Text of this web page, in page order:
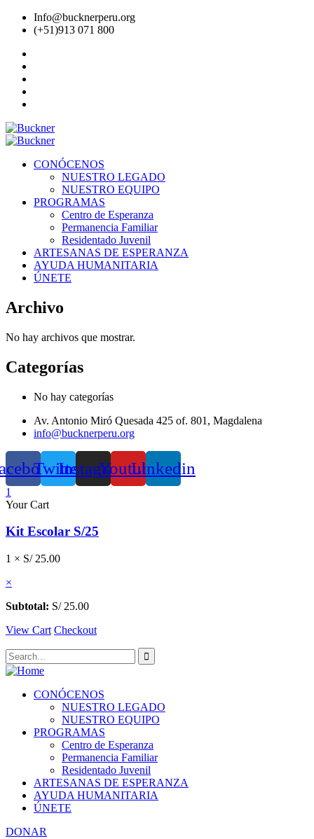
Info@bucknerperu.org
(+51)913 071 800
CONÓCENOS
NUESTRO LEGADO
NUESTRO EQUIPO
PROGRAMAS
Centro de Esperanza
Permanencia Familiar
Residentado Juvenil
ARTESANAS DE ESPERANZA
AYUDA HUMANITARIA
ÚNETE
Archivo
No hay archivos que mostrar.
Categorías
No hay categorías
Av. Antonio Miró Quesada 425 of. 801, Magdalena
info@bucknerperu.org
TwitterInstagramYoutubeLinkedin
1
Your Cart
Kit Escolar S/25
1 × S/25.00
×
Subtotal: S/25.00
View Cart Checkout
CONÓCENOS
NUESTRO LEGADO
NUESTRO EQUIPO
PROGRAMAS
Centro de Esperanza
Permanencia Familiar
Residentado Juvenil
ARTESANAS DE ESPERANZA
AYUDA HUMANITARIA
ÚNETE
DONAR